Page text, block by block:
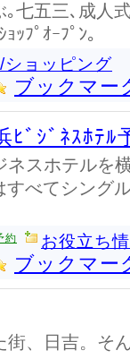
｡七五三､成人
ｯﾌﾟｵｰﾌﾟﾝ｡
ショッピング
ブックマー
ﾋﾞｼﾞﾈｽﾎﾃﾙ
スホテルを
べてシング
約 お役立ち
ブックマー
、日吉。そ